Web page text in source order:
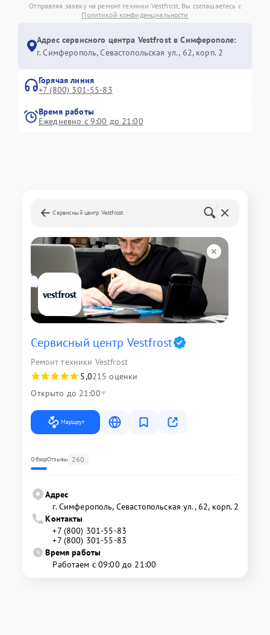
Отправляя заявку на ремонт техники Vestfrost, Вы соглашаетесь с
Политикой конфиденциальности
Адрес сервисного центра Vestfrost в Симферополе:
г. Симферополь, Севастопольская ул., 62, корп. 2
Горячая линия
+7 (800) 301-55-83
Время работы
Ежедневно с 9:00 до 21:00
Сервисный центр Vestfrost
Сервисный центр Vestfrost
Ремонт техники Vestfrost
5,0215 оценки
Открыто до 21:00
Маршрут
ОбзорОтзывы 260
Адрес
г. Симферополь, Севастопольская ул., 62, корп. 2
Контакты
+7 (800) 301-55-83
+7 (800) 301-55-83
Время работы
Работаем с 09:00 до 21:00